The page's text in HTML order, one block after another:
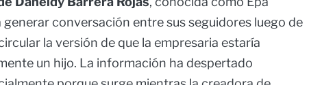
generar conversación entre sus seguidores luego de
la versión de que la empresaria estaría
un hijo. La información ha despertado